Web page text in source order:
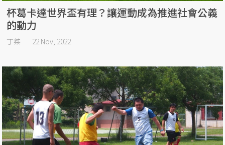
杯葛卡達世界盃有理？讓運動成為推進社會公義
的動力
丁桀 22 Nov, 2022